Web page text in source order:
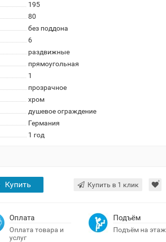
195
80
без поддона
6
раздвижные
прямоугольная
1
прозрачное
хром
душевое ограждение
Германия
1 год
Купить Купить в 1 клик
Оплата
Оплата товара и
услуг
Подъём
Подъём на этаж